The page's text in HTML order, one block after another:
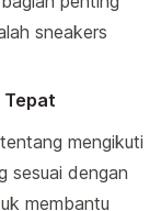
sneakers
mengikuti
sesuai dengan
membantu